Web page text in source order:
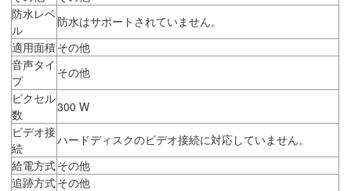
防水レベ
ル
防水はサポートされていません。
適用面積その他
音声タイ
プ
その他
ピクセル
数
300 W
ビデオ接
続
ハードディスクのビデオ接続に対応していません。
給電方式その他
追跡方式その他